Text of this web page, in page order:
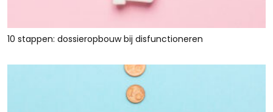
10 stappen: dossieropbouw bij disfunctioneren